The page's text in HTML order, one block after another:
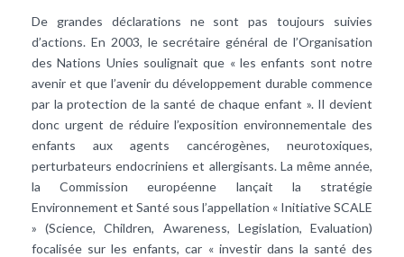
De grandes déclarations ne sont pas toujours suivies
d’actions. En 2003, le secrétaire général de l’Organisation
des Nations Unies soulignait que « les enfants sont notre
avenir et que l’avenir du développement durable commence
par la protection de la santé de chaque enfant ». Il devient
donc urgent de réduire l’exposition environnementale des
enfants aux agents cancérogènes, neurotoxiques,
perturbateurs endocriniens et allergisants. La même année,
la Commission européenne lançait la stratégie
Environnement et Santé sous l’appellation « Initiative SCALE
» (Science, Children, Awareness, Legislation, Evaluation)
focalisée sur les enfants, car « investir dans la santé des